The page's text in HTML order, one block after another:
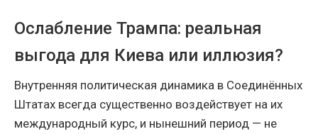
Ослабление Трампа: реальная
выгода для Киева или иллюзия?
Внутренняя политическая динамика в Соединённых
Штатах всегда существенно воздействует на их
международный курс, и нынешний период — не